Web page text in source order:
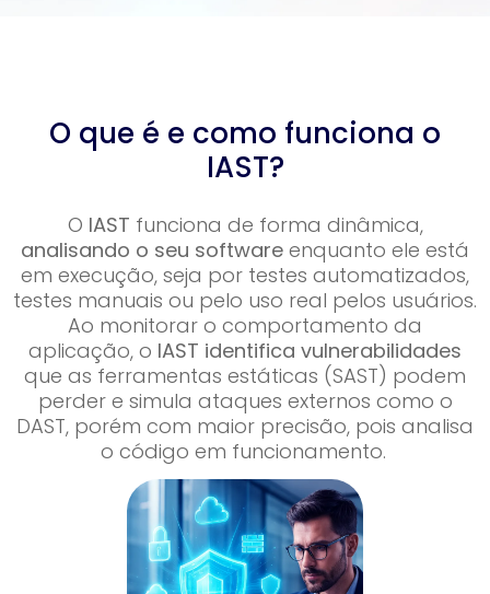
O que é e como funciona o
IAST?
O IAST funciona de forma dinâmica,
analisando o seu software enquanto ele está
em execução, seja por testes automatizados,
testes manuais ou pelo uso real pelos usuários.
Ao monitorar o comportamento da
aplicação, o IAST identifica vulnerabilidades
que as ferramentas estáticas (SAST) podem
perder e simula ataques externos como o
DAST, porém com maior precisão, pois analisa
o código em funcionamento.